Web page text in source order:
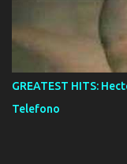
GREATEST HITS:
Telefono